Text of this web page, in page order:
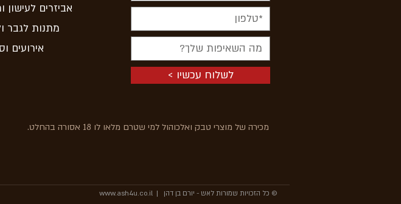
אביזרים לעישון
מתנות לגבר
אירועים
< לשלוח עכשיו
מכירה של מוצרי טבק ואלכוהול למי שטרם מלאו לו 18 אסורה בהחלט.
© כל הזכויות שמורות לאש - יורם בן דהן | www.ash4u.co.il